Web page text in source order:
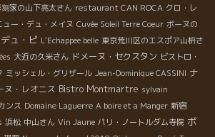
家の山下亮太さん restaurant CAN ROCA クロ・レ
ー・デュ・メイヌ Cuvée Soleil Terre Coeur ボーヌの
ュ・ピ L'Echappee belle 東京荒川区のエスポア山枡さ
大近の久米さん ドメーヌ・セクスタン ビストロ・
ミッシェル・グリザール Jean-Dominique CASSINI ナ
ヌ・レオニス Bistro Montmartre sylvain
ンス Domaine Laguerre A boire et a Manger 新宿
浜松 中山さん Vin Jaune パリ・ノートルダム寺院 ボ